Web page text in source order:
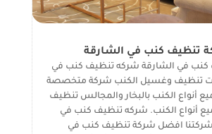
تنظيف كنب في الشارقة
في الشارقة شركه تنظيف كنب في
تنظيف وغسيل الكنب شركة متخصصة
أنواع الكنب بالبخار والمجالس تنظيف
أنواع الكنب. شركه تنظيف كنب في
شركتنا افضل شركة تنظيف كنب في